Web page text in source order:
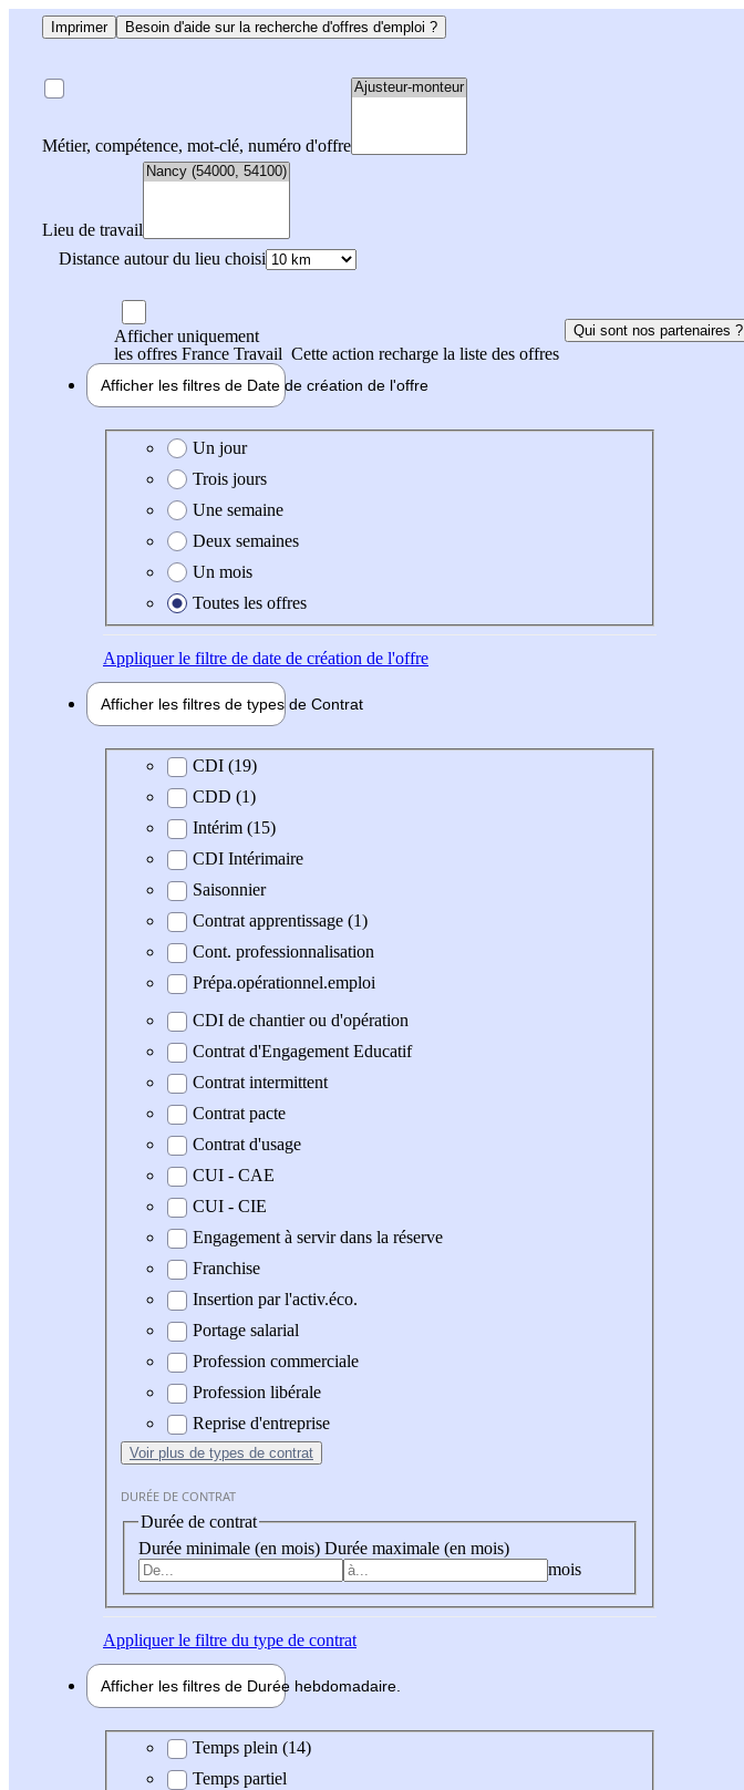
Imprimer Besoin d'aide sur la recherche d'offres d'emploi ?
Métier, compétence, mot-clé, numéro d'offre
Lieu de travail
Distance autour du lieu choisi
Afficher uniquement
les offres France Travail Cette action recharge la liste des offres
Qui sont nos partenaires ?
Afficher les filtres de Date de création de l'offre
Date de création de l'offre
Un jour
Trois jours
Une semaine
Deux semaines
Un mois
Toutes les offres
Appliquerle filtre de date de création de l'offre
Afficher les filtres de types de Contrat
Type de contratCDI (19)
CDD (1)
Intérim (15)
CDI Intérimaire
Saisonnier
Contrat apprentissage (1)
Cont. professionnalisation
Prépa.opérationnel.emploi
CDI de chantier ou d'opération
Contrat d'Engagement Educatif
Contrat intermittent
Contrat pacte
Contrat d'usage
CUI - CAE
CUI - CIE
Engagement à servir dans la réserve
Franchise
Insertion par l'activ.éco.
Portage salarial
Profession commerciale
Profession libérale
Reprise d'entreprise
Voir plus de types de contrat
DURÉE DE CONTRAT
Durée de contrat
Durée minimale (en mois) Durée maximale (en mois)
mois
Appliquerle filtre du type de contrat
Afficher les filtres de Durée hebdomadaire
Durée hebdomadaire
Temps plein (14)
Temps partiel